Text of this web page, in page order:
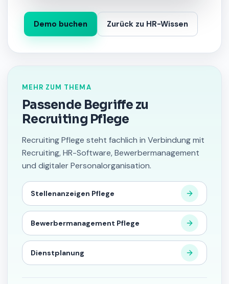
Demo buchen Zurück zu HR-Wissen
MEHR ZUM THEMA
Passende Begriffe zu
Recruiting Pflege
Recruiting Pflege steht fachlich in Verbindung mit
Recruiting, HR-Software, Bewerbermanagement
und digitaler Personalorganisation.
Stellenanzeigen Pflege
Bewerbermanagement Pflege
Dienstplanung